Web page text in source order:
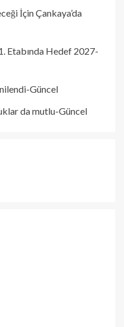
İçin Çankaya’da
Etabında Hedef 2027-
Güncel
da mutlu-Güncel